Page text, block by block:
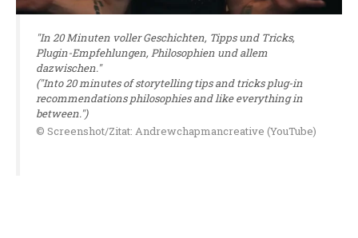
"In 20 Minuten voller Geschichten, Tipps und Tricks,
Plugin-Empfehlungen, Philosophien und allem
dazwischen."
("Into 20 minutes of storytelling tips and tricks plug-in
recommendations philosophies and like everything in
between.")
© Screenshot/Zitat: Andrewchapmancreative (YouTube)